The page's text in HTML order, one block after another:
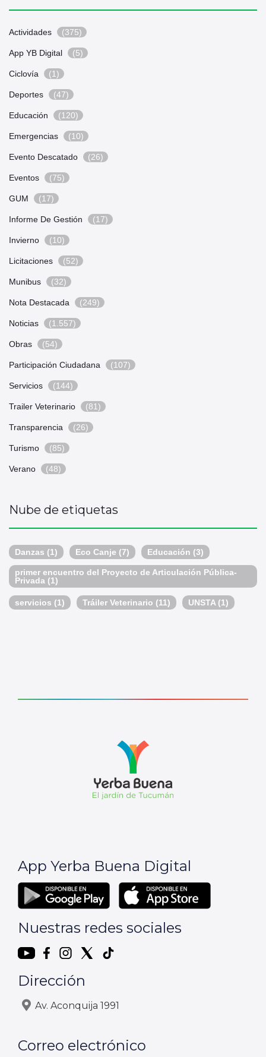
Actividades (375)
App YB Digital (5)
Ciclovía (1)
Deportes (47)
Educación (120)
Emergencias (10)
Evento Descatado (26)
Eventos (75)
GUM (17)
Informe De Gestión (17)
Invierno (10)
Licitaciones (52)
Munibus (32)
Nota Destacada (249)
Noticias (1.557)
Obras (54)
Participación Ciudadana (107)
Servicios (144)
Trailer Veterinario (81)
Transparencia (26)
Turismo (85)
Verano (48)
Nube de etiquetas
Danzas (1) Eco Canje (7) Educación (3)
primer encuentro del Proyecto de Articulación Pública-
Privada (1)
servicios (1) Tráiler Veterinario (11) UNSTA (1)
App Yerba Buena Digital
Nuestras redes sociales
Dirección
Av. Aconquija 1991
Correo electrónico